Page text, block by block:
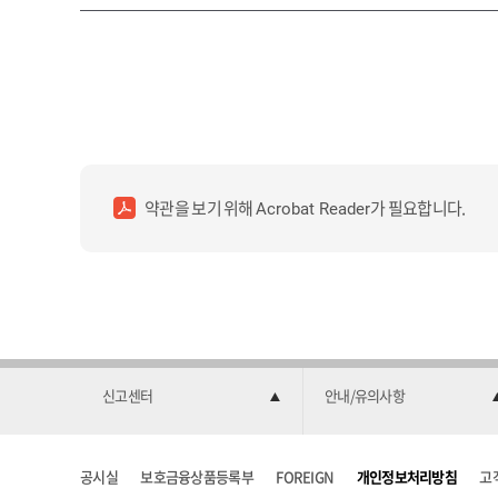
약관을 보기 위해Acrobat Reader가 필요합니다.
신고센터 안내/유의사항
공시실 보호금융상품등록부 FOREIGN 개인정보처리방침 고